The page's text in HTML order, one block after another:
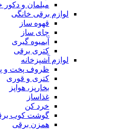
مبلمان و دکور
لوازم برقی خانگی
قهوه ساز
چای ساز
آبمیوه گیری
کتری برقی
لوازم آشپزخانه
ظروف پخت و
کتری و قوری
بخارپز، هواپز
غذاساز
خرد کن
گوشت کوب
همزن برقی